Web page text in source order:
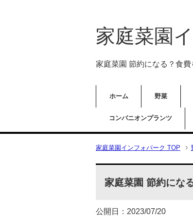
家庭菜園
家庭菜園 節約になる？食費
ホーム 野菜
コンパニオンプランツ
家庭菜園インフォパーク TOP
家庭菜園 節約にな
公開日：2023/07/20